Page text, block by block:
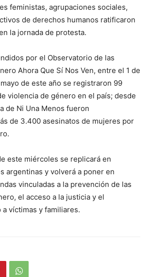
feministas, agrupaciones sociales,
de derechos humanos ratificaron
la jornada de protesta.
por el Observatorio de las
Ahora Que Sí Nos Ven, entre el 1 de
de este año se registraron 99
violencia de género en el país; desde
de Ni Una Menos fueron
de 3.400 asesinatos de mujeres por
este miércoles se replicará en
argentinas y volverá a poner en
vinculadas a la prevención de las
el acceso a la justicia y el
a víctimas y familiares.